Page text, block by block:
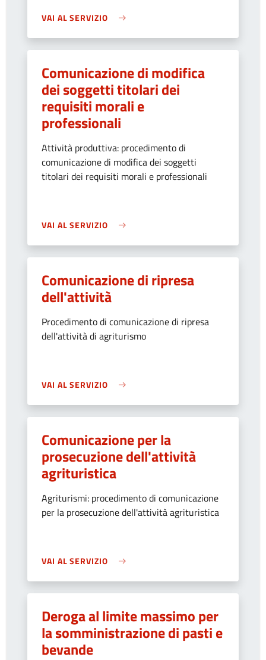
VAI AL SERVIZIO
Comunicazione di modifica
dei soggetti titolari dei
requisiti morali e
professionali
Attività produttiva: procedimento di
comunicazione di modifica dei soggetti
titolari dei requisiti morali e professionali
VAI AL SERVIZIO
Comunicazione di ripresa
dell'attività
Procedimento di comunicazione di ripresa
dell'attività di agriturismo
VAI AL SERVIZIO
Comunicazione per la
prosecuzione dell'attività
agrituristica
Agriturismi: procedimento di comunicazione
per la prosecuzione dell'attività agrituristica
VAI AL SERVIZIO
Deroga al limite massimo per
la somministrazione di pasti e
bevande